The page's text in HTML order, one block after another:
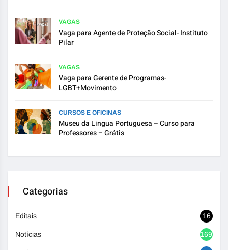
VAGAS
Vaga para Agente de Proteção Social- Instituto
Pilar
VAGAS
Vaga para Gerente de Programas-
LGBT+Movimento
CURSOS E OFICINAS
Museu da Lingua Portuguesa – Curso para
Professores – Grátis
Categorias
Editais 16
Notícias 1692